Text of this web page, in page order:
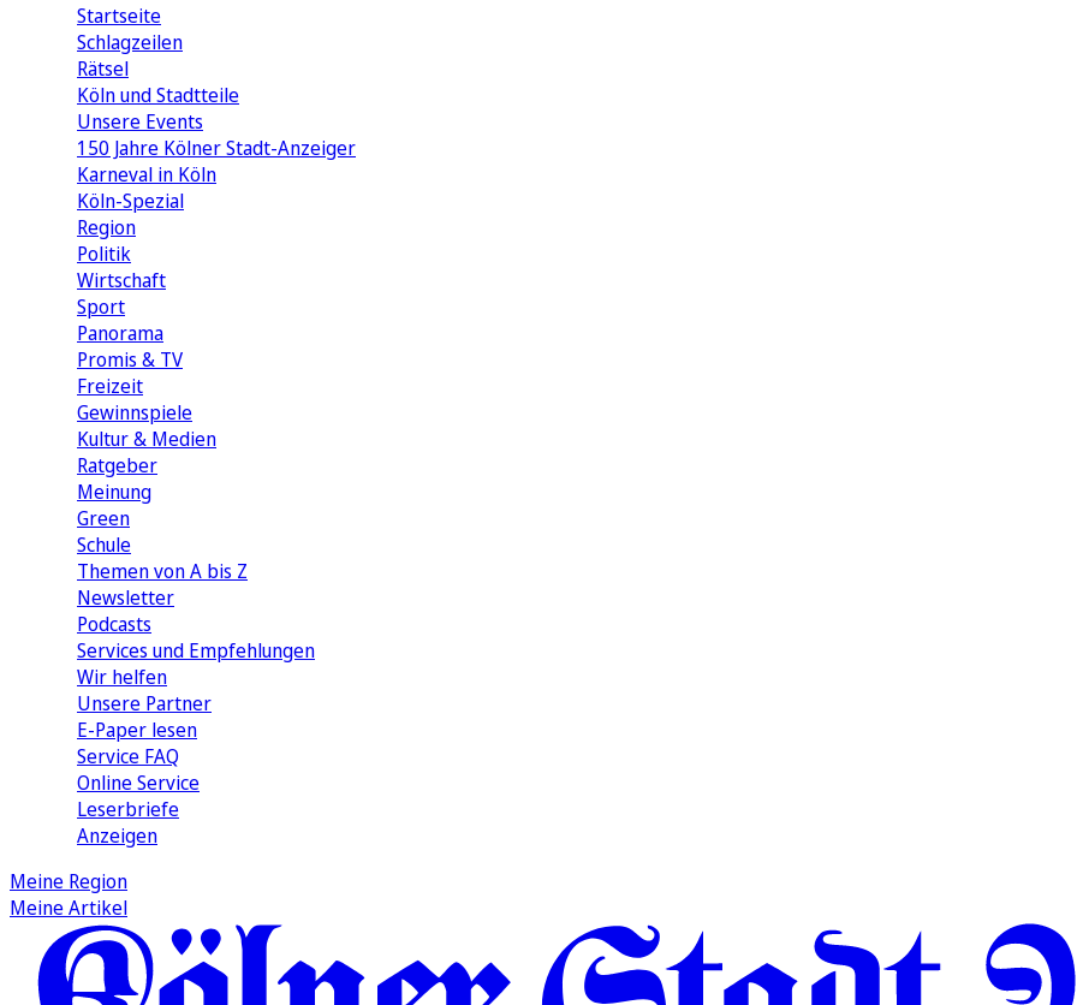
Startseite
Schlagzeilen
Rätsel
Köln und Stadtteile
Unsere Events
150 Jahre Kölner Stadt-Anzeiger
Karneval in Köln
Köln-Spezial
Region
Politik
Wirtschaft
Sport
Panorama
Promis & TV
Freizeit
Gewinnspiele
Kultur & Medien
Ratgeber
Meinung
Green
Schule
Themen von A bis Z
Newsletter
Podcasts
Services und Empfehlungen
Wir helfen
Unsere Partner
E-Paper lesen
Service FAQ
Online Service
Leserbriefe
Anzeigen
Meine Region
Meine Artikel